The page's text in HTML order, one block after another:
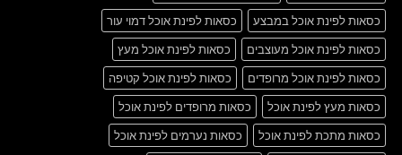
כסאות לפינת אוכל במבצע
כסאות לפינת אוכל דמוי עור
כסאות לפינת אוכל מעוצבים
כסאות לפינת אוכל מעץ
כסאות לפינת אוכל מרופדים
כסאות לפינת אוכל קטיפה
כסאות מעץ לפינת אוכל
כסאות מרופדים לפינת אוכל
כסאות מתכת לפינת אוכל
כסאות נערמים לפינת אוכל